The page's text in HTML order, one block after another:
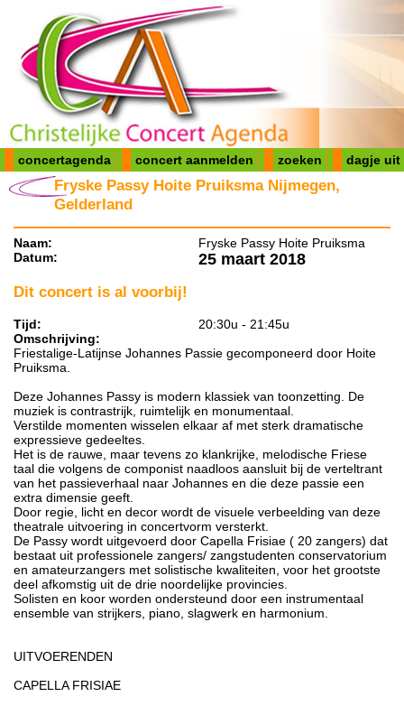
concertagenda concert aanmelden zoeken dagje uit
Fryske Passy Hoite Pruiksma Nijmegen,
Gelderland
Naam:
Fryske Passy Hoite Pruiksma
Datum:
25 maart 2018
Dit concert is al voorbij!
Tijd:
20:30u - 21:45u
Omschrijving:
Friestalige-Latijnse Johannes Passie gecomponeerd door Hoite
Pruiksma.
Deze Johannes Passy is modern klassiek van toonzetting. De
muziek is contrastrijk, ruimtelijk en monumentaal.
Verstilde momenten wisselen elkaar af met sterk dramatische
expressieve gedeeltes.
Het is de rauwe, maar tevens zo klankrijke, melodische Friese
taal die volgens de componist naadloos aansluit bij de verteltrant
van het passieverhaal naar Johannes en die deze passie een
extra dimensie geeft.
Door regie, licht en decor wordt de visuele verbeelding van deze
theatrale uitvoering in concertvorm versterkt.
De Passy wordt uitgevoerd door Capella Frisiae ( 20 zangers) dat
bestaat uit professionele zangers/ zangstudenten conservatorium
en amateurzangers met solistische kwaliteiten, voor het grootste
deel afkomstig uit de drie noordelijke provincies.
Solisten en koor worden ondersteund door een instrumentaal
ensemble van strijkers, piano, slagwerk en harmonium.
UITVOERENDEN
CAPELLA FRISIAE